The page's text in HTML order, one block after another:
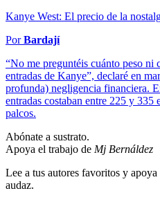
Kanye West: El precio de la
PorBardají
“No me preguntéis cuánto peso ni
entradas de Kanye”, declaré en
profunda) negligencia financiera.
entradas costaban entre 225 y
palcos.
Abónate a sustrato.
Apoya el trabajo de Mj Bernáldez
Lee a tus autores favoritos y
audaz.